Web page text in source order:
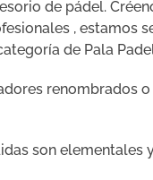
de pádel.
, estamos
de Pala
renombrados
son elementales